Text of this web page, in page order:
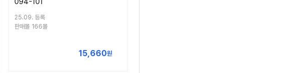
25.09. 등록
판매몰 166몰
15,660원